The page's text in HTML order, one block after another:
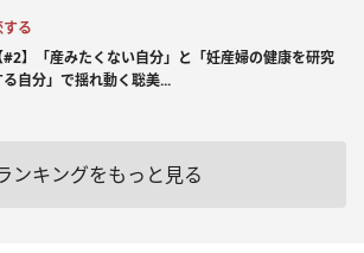
る
【#2】「産みたくない自分」と「妊産婦の健康を研究
る自分」で揺れ動く聡美...
ンキングをもっと見る